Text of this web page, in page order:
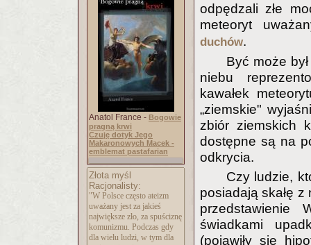
Anatol France - Bogowie
pragną krwi
Czuję dotyk Jego
Makaronowych Macek -
emblemat pastafarian
Złota myśl
Racjonalisty:
"W Polsce często ateizm
uważany jest za jakieś
największe zło, za spuściznę
komunizmu. Podczas gdy
dla wielu ludzi, w tym dla
odpędzali złe
meteoryt
duchów.
Być może
niebu
kawałek
„ziemskie"
zbiór ziemskich
dostępne są na
odkrycia.
Czy ludzie,
posiadają skałę
przedstawienie
świadkami
(pojawiły się